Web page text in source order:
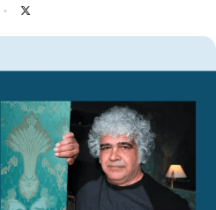
على